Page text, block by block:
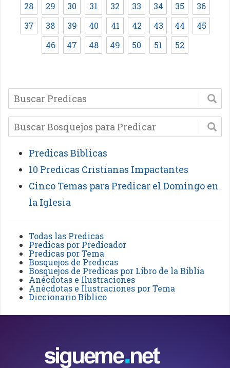
28
29 30 31 32 33 34 35
36
37
38 39 40 41 42 43 44
45
46
47 48 49 50 51 52
Predicas Biblicas
10 Predicas Cristianas Impactantes
Cinco Temas para Predicar el Domingo en
la Iglesia
Todas las Predicas
Predicas por Predicador
Predicas por Tema
Bosquejos de Predicas
Bosquejos de Predicas por Libro de la Biblia
Anécdotas e Ilustraciones
Anécdotas e Ilustraciones por Tema
Diccionario Bíblico